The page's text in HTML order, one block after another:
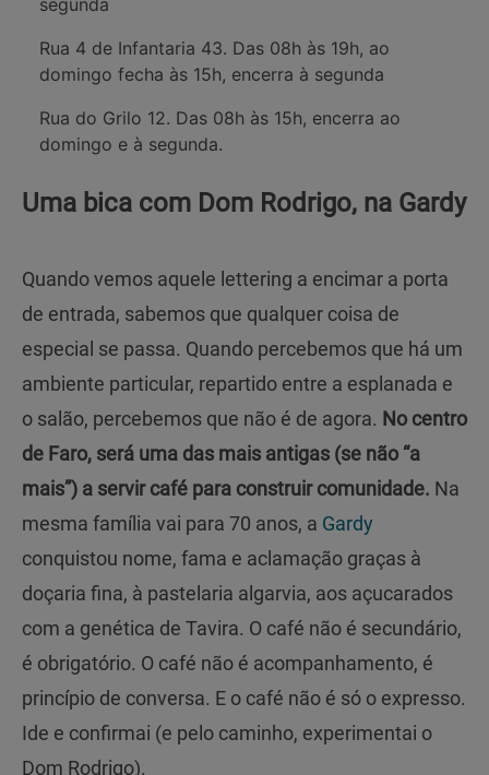
Rua 4 de Infantaria 43. Das 08h às 19h, ao
domingo fecha às 15h, encerra à segunda
Rua do Grilo 12. Das 08h às 15h, encerra ao
domingo e à segunda.
Uma bica com Dom Rodrigo, na Gardy
Quando vemos aquele lettering a encimar a porta
de entrada, sabemos que qualquer coisa de
especial se passa. Quando percebemos que há um
ambiente particular, repartido entre a esplanada e
o salão, percebemos que não é de agora. No centro
de Faro, será uma das mais antigas (se não “a
mais”) a servir café para construir comunidade. Na
mesma família vai para 70 anos, a Gardy
conquistou nome, fama e aclamação graças à
doçaria fina, à pastelaria algarvia, aos açucarados
com a genética de Tavira. O café não é secundário,
é obrigatório. O café não é acompanhamento, é
princípio de conversa. E o café não é só o expresso.
Ide e confirmai (e pelo caminho, experimentai o
Dom Rodrigo).